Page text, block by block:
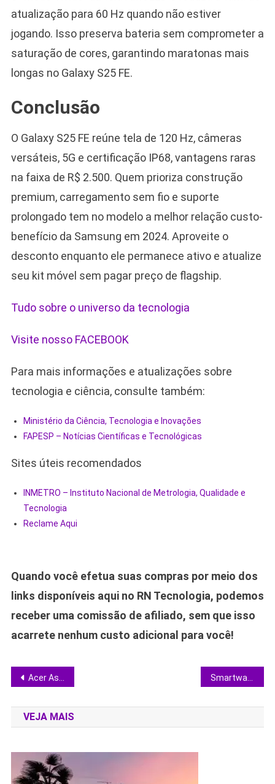
atualização para 60 Hz quando não estiver
jogando. Isso preserva bateria sem comprometer a
saturação de cores, garantindo maratonas mais
longas no Galaxy S25 FE.
Conclusão
O Galaxy S25 FE reúne tela de 120 Hz, câmeras
versáteis, 5G e certificação IP68, vantagens raras
na faixa de R$ 2.500. Quem prioriza construção
premium, carregamento sem fio e suporte
prolongado tem no modelo a melhor relação custo-
benefício da Samsung em 2024. Aproveite o
desconto enquanto ele permanece ativo e atualize
seu kit móvel sem pagar preço de flagship.
Tudo sobre o universo da tecnologia
Visite nosso FACEBOOK
Para mais informações e atualizações sobre
tecnologia e ciência, consulte também:
Ministério da Ciência, Tecnologia e Inovações
FAPESP – Notícias Científicas e Tecnológicas
Sites úteis recomendados
INMETRO – Instituto Nacional de Metrologia, Qualidade e
Tecnologia
Reclame Aqui
Quando você efetua suas compras por meio dos
links disponíveis aqui no RN Tecnologia, podemos
receber uma comissão de afiliado, sem que isso
acarrete nenhum custo adicional para você!
Navegação
de
Post
Acer Aspire A16-71MT-75Z5: notebook de 16” com tela touch e Intel Core Ultra 7 em análise completa
VEJA MAIS